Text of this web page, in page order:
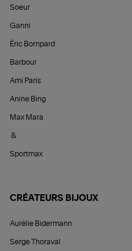
Soeur
Ganni
Éric Bompard
Barbour
Ami Paris
Anine Bing
Max Mara
&
Sportmax
CRÉATEURS BIJOUX
Aurélie Bidermann
Serge Thoraval